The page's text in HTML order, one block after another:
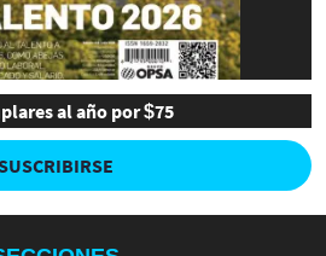
al año por $75